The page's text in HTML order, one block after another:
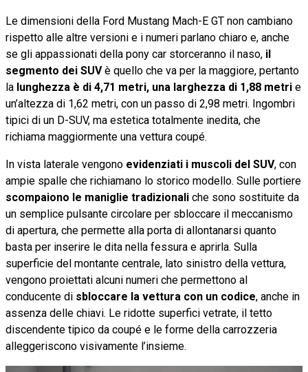
Le dimensioni della Ford Mustang Mach-E GT non cambiano
rispetto alle altre versioni e i numeri parlano chiaro e, anche
se gli appassionati della pony car storceranno il naso, il
segmento dei SUVè quello che va per la maggiore, pertanto
la lunghezza è di 4,71 metri, una larghezza di 1,88 metri e
un’altezza di 1,62 metri, con un passo di 2,98 metri. Ingombri
tipici di un D-SUV, ma estetica totalmente inedita, che
richiama maggiormente una vettura coupé.
In vista laterale vengono evidenziati i muscoli del SUV, con
ampie spalle che richiamano lo storico modello. Sulle portiere
scompaiono le maniglie tradizionali che sono sostituite da
un semplice pulsante circolare per sbloccare il meccanismo
di apertura, che permette alla porta di allontanarsi quanto
basta per inserire le dita nella fessura e aprirla. Sulla
superficie del montante centrale, lato sinistro della vettura,
vengono proiettati alcuni numeri che permettono al
conducente di sbloccare la vettura con un codice, anche in
assenza delle chiavi. Le ridotte superfici vetrate, il tetto
discendente tipico da coupé e le forme della carrozzeria
alleggeriscono visivamente l’insieme.